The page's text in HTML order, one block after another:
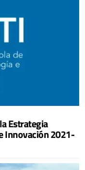
Estrategia
Innovación 2021-